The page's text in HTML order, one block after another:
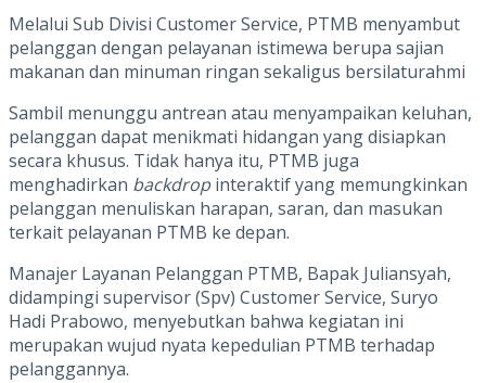
Melalui Sub Divisi Customer Service, PTMB menyambut
pelanggan dengan pelayanan istimewa berupa sajian
makanan dan minuman ringan sekaligus bersilaturahmi
Sambil menunggu antrean atau menyampaikan keluhan,
pelanggan dapat menikmati hidangan yang disiapkan
secara khusus. Tidak hanya itu, PTMB juga
menghadirkan backdropinteraktif yang memungkinkan
pelanggan menuliskan harapan, saran, dan masukan
terkait pelayanan PTMB ke depan.
Manajer Layanan Pelanggan PTMB, Bapak Juliansyah,
didampingi supervisor (Spv) Customer Service, Suryo
Hadi Prabowo, menyebutkan bahwa kegiatan ini
merupakan wujud nyata kepedulian PTMB terhadap
pelanggannya.